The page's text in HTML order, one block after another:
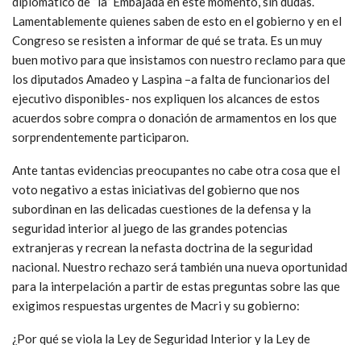
Lamentablemente quienes saben de esto en el gobierno y en el
Congreso se resisten a informar de qué se trata. Es un muy
buen motivo para que insistamos con nuestro reclamo para que
los diputados Amadeo y Laspina –a falta de funcionarios del
ejecutivo disponibles- nos expliquen los alcances de estos
acuerdos sobre compra o donación de armamentos en los que
sorprendentemente participaron.
Ante tantas evidencias preocupantes no cabe otra cosa que el
voto negativo a estas iniciativas del gobierno que nos
subordinan en las delicadas cuestiones de la defensa y la
seguridad interior al juego de las grandes potencias
extranjeras y recrean la nefasta doctrina de la seguridad
nacional. Nuestro rechazo será también una nueva oportunidad
para la interpelación a partir de estas preguntas sobre las que
exigimos respuestas urgentes de Macri y su gobierno:
¿Por qué se viola la Ley de Seguridad Interior y la Ley de